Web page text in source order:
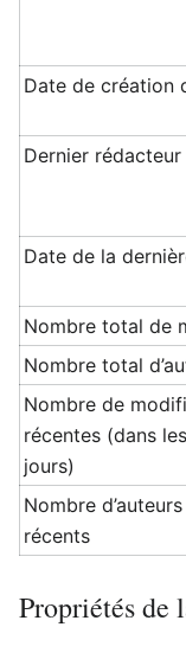
Date de création
Dernier rédacteur
Date de la
Nombre total de
Nombre total
Nombre de
récentes (dans
jours)
Nombre
récents
Propriétés de